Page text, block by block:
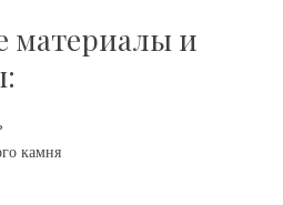
материалы и
камня